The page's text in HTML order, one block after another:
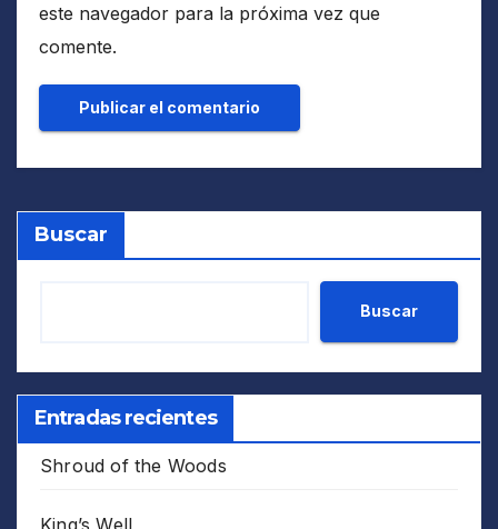
este navegador para la próxima vez que
comente.
Buscar
Buscar
Entradas recientes
Shroud of the Woods
King’s Well